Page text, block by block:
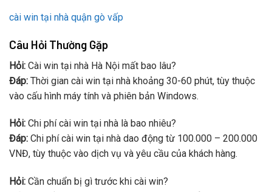
cài win tại nhà quận gò vấp
Câu Hỏi Thường Gặp
Hỏi: Cài win tại nhà Hà Nội mất bao lâu?
Đáp: Thời gian cài win tại nhà khoảng 30-60 phút, tùy thuộc
vào cấu hình máy tính và phiên bản Windows.
Hỏi: Chi phí cài win tại nhà là bao nhiêu?
Đáp: Chi phí cài win tại nhà dao động từ 100.000 – 200.000
VNĐ, tùy thuộc vào dịch vụ và yêu cầu của khách hàng.
Hỏi: Cần chuẩn bị gì trước khi cài win?